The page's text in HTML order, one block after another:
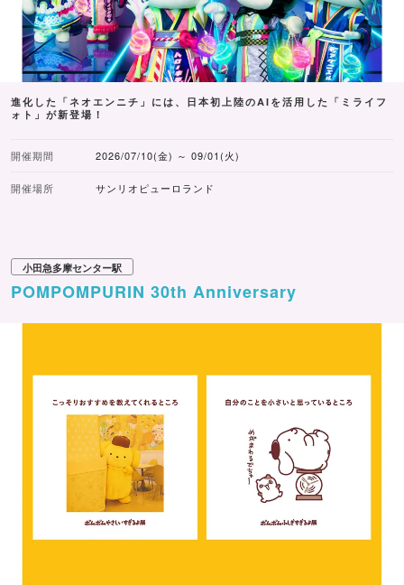
進化した「ネオエンニチ」には、日本初上陸のAIを活用した「ミライフ
ォト」が新登場！
開催期間 2026/07/10(金) ～ 09/01(火)
開催場所 サンリオピューロランド
小田急多摩センター駅
POMPOMPURIN 30th Anniversary